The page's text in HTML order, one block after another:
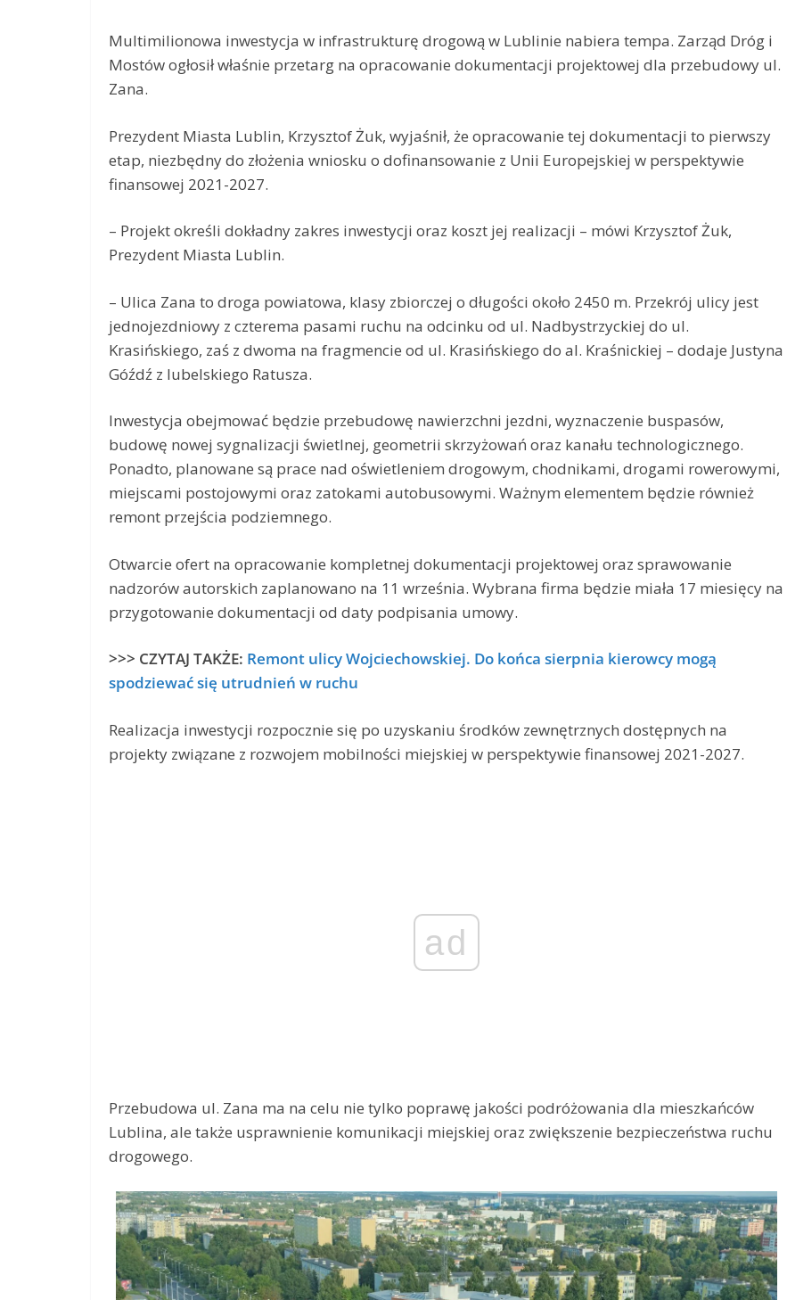
Multimilionowa inwestycja w infrastrukturę drogową w Lublinie nabiera tempa. Zarząd Dróg i
Mostów ogłosił właśnie przetarg na opracowanie dokumentacji projektowej dla przebudowy ul.
Zana.
Prezydent Miasta Lublin, Krzysztof Żuk, wyjaśnił, że opracowanie tej dokumentacji to pierwszy
etap, niezbędny do złożenia wniosku o dofinansowanie z Unii Europejskiej w perspektywie
finansowej 2021-2027.
– Projekt określi dokładny zakres inwestycji oraz koszt jej realizacji – mówi Krzysztof Żuk,
Prezydent Miasta Lublin.
– Ulica Zana to droga powiatowa, klasy zbiorczej o długości około 2450 m. Przekrój ulicy jest
jednojezdniowy z czterema pasami ruchu na odcinku od ul. Nadbystrzyckiej do ul.
Krasińskiego, zaś z dwoma na fragmencie od ul. Krasińskiego do al. Kraśnickiej – dodaje Justyna
Góźdź z lubelskiego Ratusza.
Inwestycja obejmować będzie przebudowę nawierzchni jezdni, wyznaczenie buspasów,
budowę nowej sygnalizacji świetlnej, geometrii skrzyżowań oraz kanału technologicznego.
Ponadto, planowane są prace nad oświetleniem drogowym, chodnikami, drogami rowerowymi,
miejscami postojowymi oraz zatokami autobusowymi. Ważnym elementem będzie również
remont przejścia podziemnego.
Otwarcie ofert na opracowanie kompletnej dokumentacji projektowej oraz sprawowanie
nadzorów autorskich zaplanowano na 11 września. Wybrana firma będzie miała 17 miesięcy na
przygotowanie dokumentacji od daty podpisania umowy.
>>> CZYTAJ TAKŻE: Remont ulicy Wojciechowskiej. Do końca sierpnia kierowcy mogą
spodziewać się utrudnień w ruchu
Realizacja inwestycji rozpocznie się po uzyskaniu środków zewnętrznych dostępnych na
projekty związane z rozwojem mobilności miejskiej w perspektywie finansowej 2021-2027.
ad
Przebudowa ul. Zana ma na celu nie tylko poprawę jakości podróżowania dla mieszkańców
Lublina, ale także usprawnienie komunikacji miejskiej oraz zwiększenie bezpieczeństwa ruchu
drogowego.